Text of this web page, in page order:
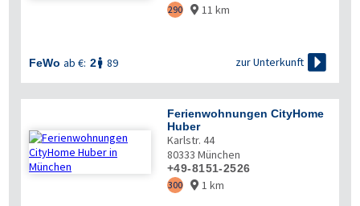
290  11 km
FeWo ab €: 2 89 zur Unterkunft 
Ferienwohnungen CityHome
Huber
Karlstr. 44
80333 München
+49-8151-2526
300  1 km